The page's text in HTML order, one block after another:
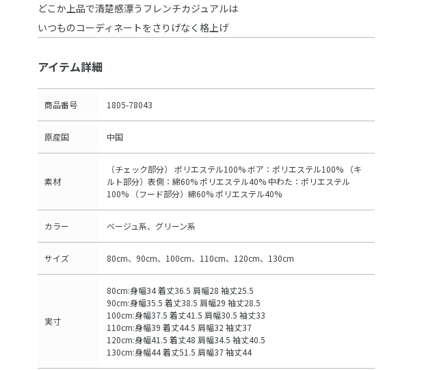
どこか上品で清楚感漂うフレンチカジュアルは
いつものコーディネートをさりげなく格上げ
アイテム詳細
商品番号 1805-78043
原産国 中国
素材
（チェック部分） ポリエステル100% ボア：ポリエステル100% （キ
ルト部分）表側：綿60% ポリエステル40% 中わた：ポリエステル
100% （フード部分）綿60% ポリエステル40%
カラー ベージュ系、グリーン系
サイズ 80cm、90cm、100cm、110cm、120cm、130cm
実寸
80cm:身幅34 着丈36.5 肩幅28 袖丈25.5
90cm:身幅35.5 着丈38.5 肩幅29 袖丈28.5
100cm:身幅37.5 着丈41.5 肩幅30.5 袖丈33
110cm:身幅39 着丈44.5 肩幅32 袖丈37
120cm:身幅41.5 着丈48 肩幅34.5 袖丈40.5
130cm:身幅44 着丈51.5 肩幅37 袖丈44